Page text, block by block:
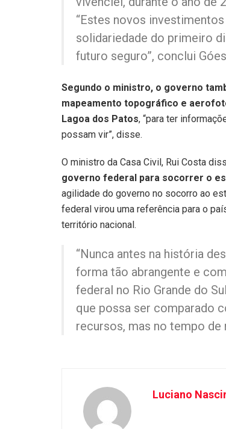
“Estes novos
solidariedade do primeiro
futuro seguro”, conclui
Segundo o ministro, o governo
mapeamento topográfico e
Lagoa dos Patos, “para ter
possam vir”, disse.
O ministro da Casa Civil, Rui Costa
governo federal para socorrer o
agilidade do governo no socorro ao
federal virou uma referência para o
território nacional.
“Nunca antes na história
forma tão abrangente e
federal no Rio Grande do
que possa ser comparado
recursos, mas no tempo de
Luciano